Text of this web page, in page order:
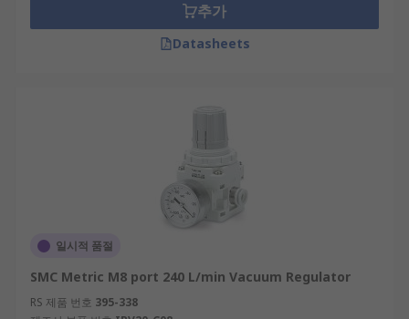
추가
Datasheets
일시적 품절
SMC Metric M8 port 240 L/min Vacuum Regulator
RS 제품 번호 395-338